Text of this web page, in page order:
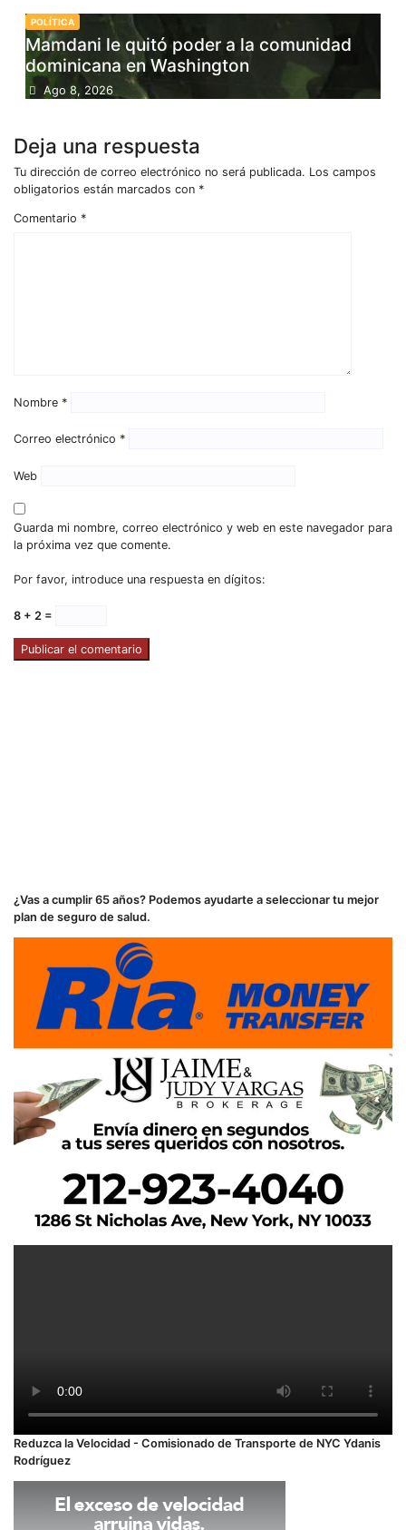
POLÍTICA
Mamdani le quitó poder a la comunidad
dominicana en Washington
Ago 8, 2026
Deja una respuesta
Tu dirección de correo electrónico no será publicada. Los campos
obligatorios están marcados con *
Comentario *
Nombre *
Correo electrónico *
Web
Guarda mi nombre, correo electrónico y web en este navegador para
la próxima vez que comente.
Por favor, introduce una respuesta en dígitos:
8 + 2 =
¿Vas a cumplir 65 años? Podemos ayudarte a seleccionar tu mejor
plan de seguro de salud.
Reduzca la Velocidad - Comisionado de Transporte de NYC Ydanis
Rodríguez